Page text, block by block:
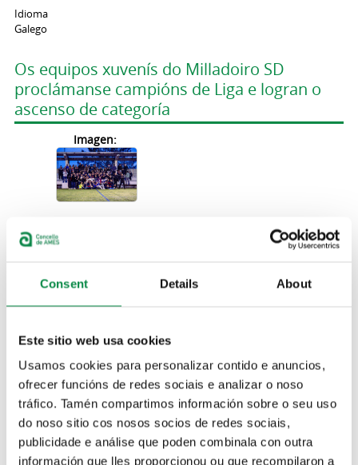
Consent Details About
Este sitio web usa cookies
Usamos cookies para personalizar contido e anuncios,
ofrecer funcións de redes sociais e analizar o noso
tráfico. Tamén compartimos información sobre o seu uso
do noso sitio cos nosos socios de redes sociais,
publicidade e análise que poden combinala con outra
información que lles proporcionou ou que recompilaron a
Idioma
Galego
Os equipos xuvenís do Milladoiro SD
proclámanse campións de Liga e logran o
ascenso de categoría
Imagen:
Amplíanse os servizos dixitais coa nova app
Imagen:
O Club Baloncesto Ames álzase co seu
primeiro título oficial
Imagen: